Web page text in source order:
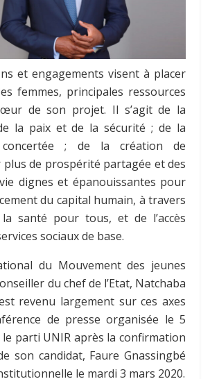
et engagements visent à placer
femmes, principales ressources
de son projet. Il s’agit de la
la paix et de la sécurité ; de la
concertée ; de la création de
plus de prospérité partagée et des
dignes et épanouissantes pour
du capital humain, à travers
la santé pour tous, et de l’accès
sociaux de base.
du Mouvement des jeunes
du chef de l’Etat, Natchaba
revenu largement sur ces axes
de presse organisée le 5
parti UNIR après la confirmation
son candidat, Faure Gnassingbé
le mardi 3 mars 2020.